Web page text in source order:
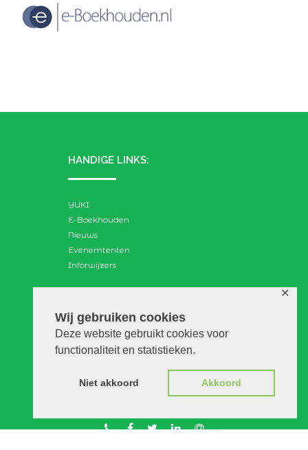
Wij gebruiken cookies
Deze website gebruikt cookies voor
functionaliteit en statistieken.
Niet akkoord Akkoord
✕
HANDIGE LINKS:
YUKI
E-Boekhouden
Nieuws
Evenemtenten
Inforwijzers
Search